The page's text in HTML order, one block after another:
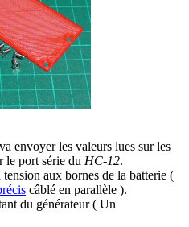
va envoyer les valeurs lues sur les
le port série du HC-12.
aux bornes de la batterie (
câblé en parallèle ).
du générateur ( Un